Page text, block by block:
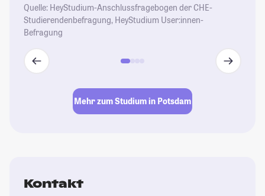
Quelle: HeyStudium-Anschlussfragebogen der CHE-
Studierendenbefragung, HeyStudium User:innen-
Befragung
Mehr zum Studium in Potsdam
Kontakt